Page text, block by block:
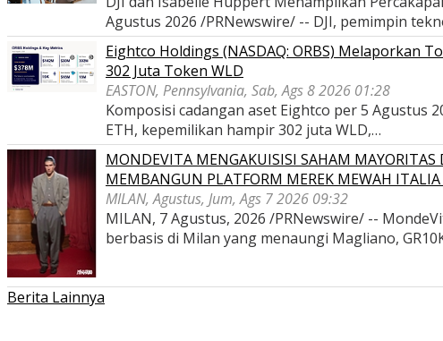
Agustus 2026 /PRNewswire/ -- DJI, pemimpin
Eightco Holdings (NASDAQ: ORBS) Melaporkan
302 Juta Token WLD
EASTON, Pennsylvania, Sab, Ags 8 2026 01:28
Komposisi cadangan aset Eightco per 5 Agustus
ETH, kepemilikan hampir 302 juta WLD,…
MONDEVITA MENGAKUISISI SAHAM
MEMBANGUN PLATFORM MEREK MEWAH ITALIA
MILAN, Agustus, Jum, Ags 7 2026 09:32
MILAN, 7 Agustus, 2026 /PRNewswire/ --
berbasis di Milan yang menaungi Magliano,
Berita Lainnya